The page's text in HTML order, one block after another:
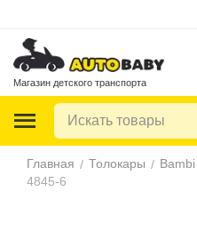
Магазин детского транспорта
Главная / Толокары / Bambi
4845-6